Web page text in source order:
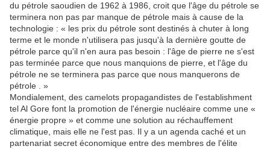
du pétrole saoudien de 1962 à 1986, croit que l'âge du pétrole se
terminera non pas par manque de pétrole mais à cause de la
technologie : « les prix du pétrole sont destinés à chuter à long
terme et le monde n'utilisera pas jusqu'à la dernière goutte de
pétrole parce qu'il n'en aura pas besoin : l'âge de pierre ne s'est
pas terminée parce que nous manquions de pierre, et l'âge du
pétrole ne se terminera pas parce que nous manquerons de
pétrole . »
Mondialement, des camelots propagandistes de l'establishment
tel Al Gore font la promotion de l'énergie nucléaire comme une «
énergie propre » et comme une solution au réchauffement
climatique, mais elle ne l'est pas. Il y a un agenda caché et un
partenariat secret économique entre des membres de l'élite